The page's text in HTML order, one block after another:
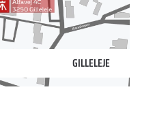
GILLELEJE